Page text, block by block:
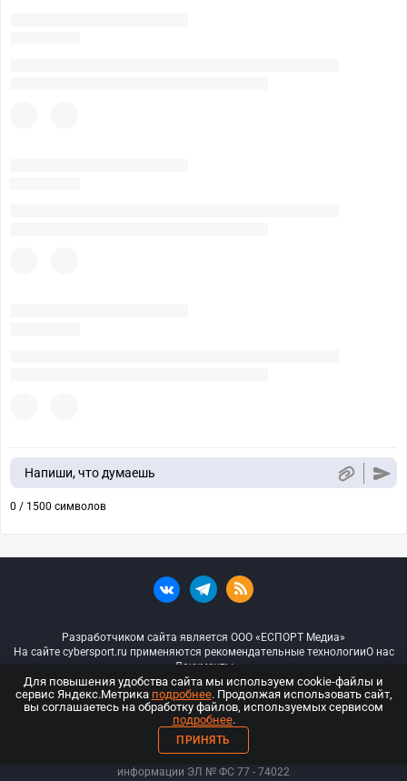
Напиши, что думаешь
0 / 1500 символов
Разработчиком сайта является ООО «ЕСПОРТ Медиа»
На сайте cybersport.ru применяются рекомендательные технологииО нас
Документы
© ООО «Киберспорт.ру» — Все права защищены
18+
ООО «Киберспорт.ру». Свидетельство о регистрации средств массовой
информации ЭЛ № ФС 77 - 74022
Для повышения удобства сайта мы используем cookie-файлы и
сервис Яндекс.Метрика подробнее. Продолжая использовать сайт,
вы соглашаетесь на обработку файлов, используемых сервисом
подробнее.
ПРИНЯТЬ